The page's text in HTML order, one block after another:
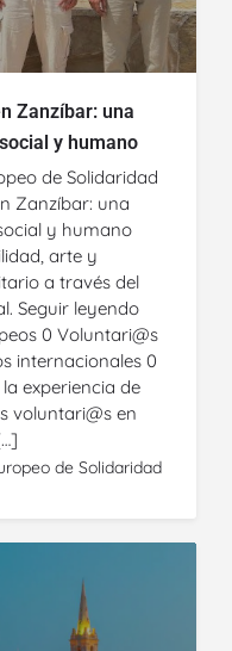
Zanzíbar: una
y humano
de Solidaridad
Zanzíbar: una
y humano
arte y
a través del
Seguir leyendo
0 Voluntari@s
internacionales 0
experiencia de
voluntari@s en
de Solidaridad